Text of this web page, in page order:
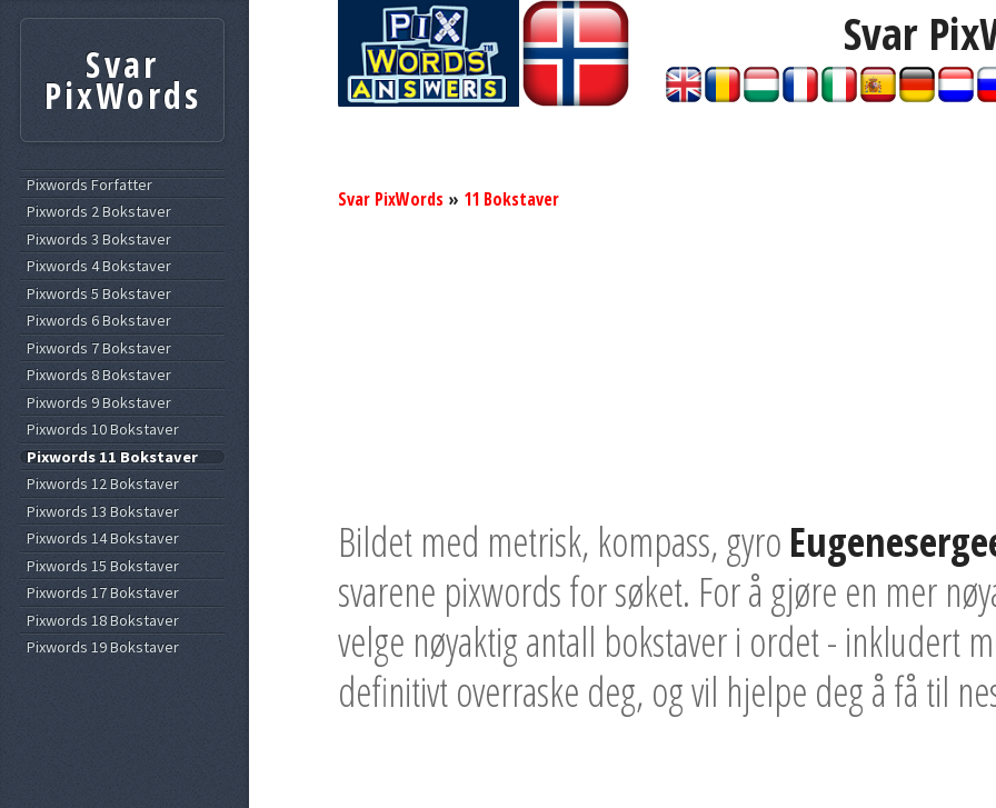
Svar
Svar PixWords » 11 Bokstaver
Bildet med metrisk, kompass, gyro
svarene pixwords for søket. For å gjøre en mer
velge nøyaktig antall bokstaver i ordet - inkludert
definitivt overraske deg, og vil hjelpe deg å få til
Svar
PixWords
Pixwords Forfatter
Pixwords 2 Bokstaver
Pixwords 3 Bokstaver
Pixwords 4 Bokstaver
Pixwords 5 Bokstaver
Pixwords 6 Bokstaver
Pixwords 7 Bokstaver
Pixwords 8 Bokstaver
Pixwords 9 Bokstaver
Pixwords 10 Bokstaver
Pixwords 11 Bokstaver
Pixwords 12 Bokstaver
Pixwords 13 Bokstaver
Pixwords 14 Bokstaver
Pixwords 15 Bokstaver
Pixwords 17 Bokstaver
Pixwords 18 Bokstaver
Pixwords 19 Bokstaver